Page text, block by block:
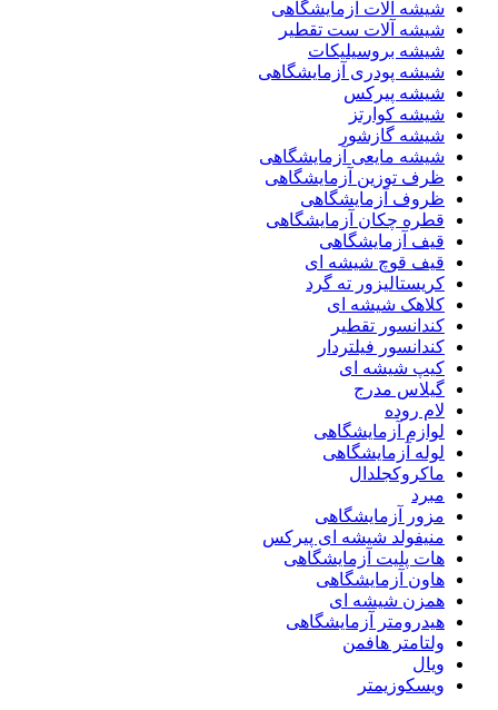
شیشه آلات آزمایشگاهی
شیشه آلات ست تقطیر
شیشه بروسیلیکات
شیشه پودری آزمایشگاهی
شیشه پیرکس
شیشه کوارتز
شیشه گازشور
شیشه مایعی آزمایشگاهی
ظرف توزین آزمایشگاهی
ظروف آزمایشگاهی
قطره چکان آزمایشگاهی
قیف آزمایشگاهی
قیف قوچ شیشه ای
کریستالیزور ته گرد
کلاهک شیشه ای
کندانسور تقطیر
کندانسور فیلتردار
کیپ شیشه ای
گیلاس مدرج
لام روده
لوازم آزمایشگاهی
لوله آزمایشگاهی
ماکروکجلدال
مبرد
مزور آزمایشگاهی
منیفولد شیشه ای پیرکس
هات پلیت آزمایشگاهی
هاون آزمایشگاهی
همزن شیشه ای
هیدرومتر آزمایشگاهی
ولتامتر هافمن
ویال
ویسکوزیمتر